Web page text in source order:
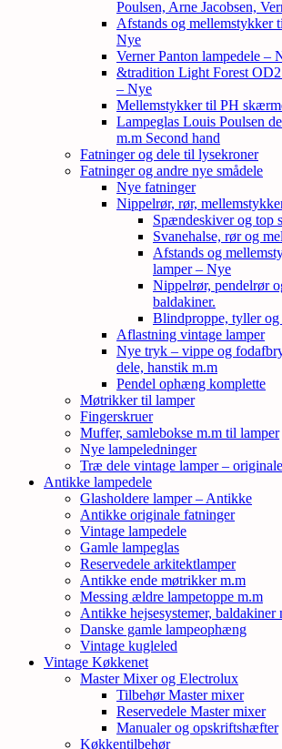
Poulsen, Arne Jacobsen,
Afstands og mellemstykker
Nye
Verner Panton lampedele –
&tradition Light Forest
– Nye
Mellemstykker til PH
Lampeglas Louis Poulsen
m.m Second hand
Fatninger og dele til lysekroner
Fatninger og andre nye smådele
Nye fatninger
Nippelrør, rør,
Spændeskiver og top
Svanehalse, rør og
Afstands og
lamper – Nye
Nippelrør, pendelrør
baldakiner.
Blindproppe, tyller og
Aflastning vintage lamper
Nye tryk – vippe og
dele, hanstik m.m
Pendel ophæng komplette
Møtrikker til lamper
Fingerskruer
Muffer, samlebokse m.m til lamper
Nye lampeledninger
Træ dele vintage lamper –
Antikke lampedele
Glasholdere lamper – Antikke
Antikke originale fatninger
Vintage lampedele
Gamle lampeglas
Reservedele arkitektlamper
Antikke ende møtrikker m.m
Messing ældre lampetoppe m.m
Antikke hejsesystemer, baldakiner
Danske gamle lampeophæng
Vintage kugleled
Vintage Køkkenet
Master Mixer og Electrolux
Tilbehør Master mixer
Reservedele Master mixer
Manualer og opskriftshæfter
Køkkentilbehør